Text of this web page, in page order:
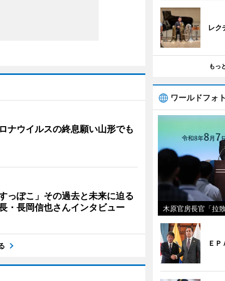
ナウイルスの終息願い山形でも
っぽこ」その過去と未来に迫る
・長岡信也さんインタビュー
レク
もっ
ワールドフォ
木原官房長官「拉
ＥＰ